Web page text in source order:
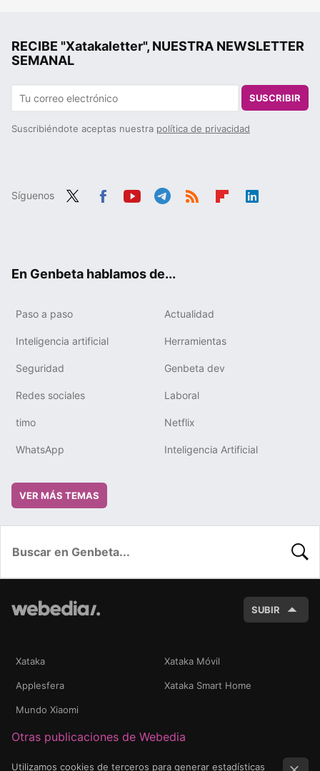
RECIBE "Xatakaletter", NUESTRA NEWSLETTER
SEMANAL
SUSCRIBIR
Suscribiéndote aceptas nuestra política de privacidad
Síguenos
En Genbeta hablamos de...
Paso a paso Actualidad
Inteligencia artificial Herramientas
Seguridad Genbeta dev
Redes sociales Laboral
timo Netflix
WhatsApp Inteligencia Artificial
VER MÁS TEMAS
SUBIR
Xataka Xataka Móvil
Applesfera Xataka Smart Home
Mundo Xiaomi
Otras publicaciones de Webedia
Utilizamos cookies de terceros para generar estadísticas